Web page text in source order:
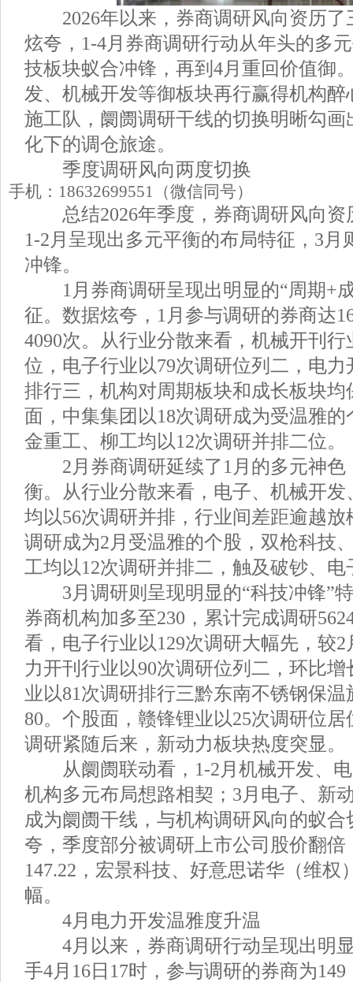
2026年以来，券商调研风向资历了
炫夸，1-4月券商调研行动从年头的多
技板块蚁合冲锋，再到4月重回价值御
发、机械开发等御板块再行赢得机构
施工队，阛阓调研干线的切换明晰勾
化下的调仓旅途。
季度调研风向两度切换
手机：18632699551（微信同号）
总结2026年季度，券商调研风向资
1-2月呈现出多元平衡的布局特征，3月
冲锋。
1月券商调研呈现出明显的“周期+
征。数据炫夸，1月参与调研的券商达
4090次。从行业分散来看，机械开刊
位，电子行业以79次调研位列二，电
排行三，机构对周期板块和成长板块
面，中集集团以18次调研成为受温雅
金重工、柳工均以12次调研并排二位。
2月券商调研延续了1月的多元神色
衡。从行业分散来看，电子、机械开
均以56次调研并排，行业间差距逾越
调研成为2月受温雅的个股，双枪科技
工均以12次调研并排二，触及破钞、
3月调研则呈现明显的“科技冲锋”特
券商机构加多至230，累计完成调研
看，电子行业以129次调研大幅先，较2
力开刊行业以90次调研位列二，环比增
业以81次调研排行三黔东南不锈钢保
80。个股面，赣锋锂业以25次调研位
调研紧随后来，新动力板块热度突显。
从阛阓联动看，1-2月机械开发、电
机构多元布局想路相契；3月电子、新
成为阛阓干线，与机构调研风向的蚁
夸，季度部分被调研上市公司股价翻
147.22，宏景科技、好意思诺华（维权
幅。
4月电力开发温雅度升温
4月以来，券商调研行动呈现出明显
手4月16日17时，参与调研的券商为